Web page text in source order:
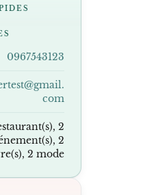
0967543123
com
2
2
2 mode